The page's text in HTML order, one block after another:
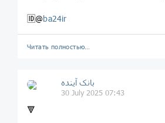
🆔@ba24ir
Читать полностью…
بانک آینده
30 July 2025 07:43
🔻